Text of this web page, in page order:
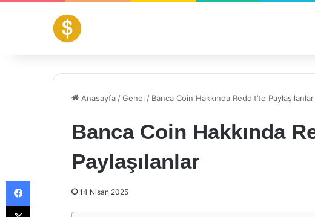
Anasayfa /Genel / Banca Coin Hakkında Reddit’te Paylaşılanlar
Banca Coin Hakkında
Paylaşılanlar
14 Nisan 2025
Facebook
X